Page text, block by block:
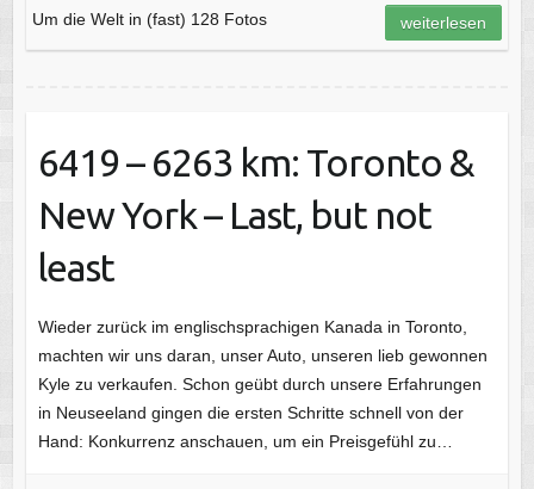
Um die Welt in (fast) 128 Fotos weiterlesen
6419 – 6263 km: Toronto &
New York – Last, but not
least
Wieder zurück im englischsprachigen Kanada in Toronto,
machten wir uns daran, unser Auto, unseren lieb gewonnen
Kyle zu verkaufen. Schon geübt durch unsere Erfahrungen
in Neuseeland gingen die ersten Schritte schnell von der
Hand: Konkurrenz anschauen, um ein Preisgefühl zu…